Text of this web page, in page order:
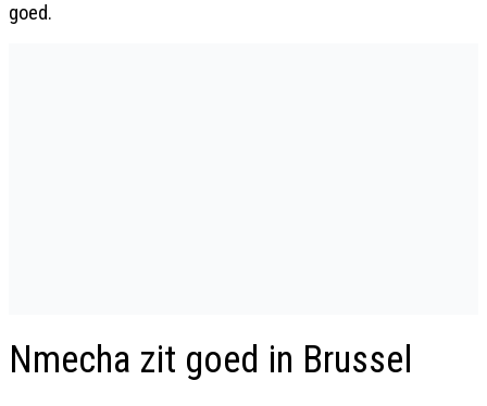
goed.
Nmecha zit goed in Brussel